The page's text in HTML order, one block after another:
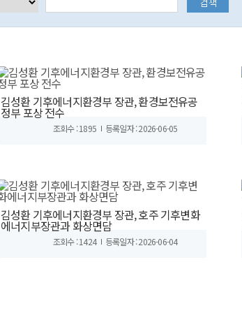
김성환 기후에너지환경부 장관, 환경보전유공
정부 포상 전수
조회수 : 1895 등록일자 : 2026-06-05
김성환 기후에너지환경부 장관, 호주 기후변화
에너지부장관과 화상면담
조회수 : 1424 등록일자 : 2026-06-04